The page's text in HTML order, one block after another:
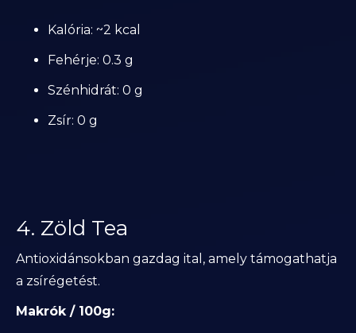
Kalória: ~2 kcal
Fehérje: 0.3 g
Szénhidrát: 0 g
Zsír: 0 g
4. Zöld Tea
Antioxidánsokban gazdag ital, amely támogathatja
a zsírégetést.
Makrók / 100g: